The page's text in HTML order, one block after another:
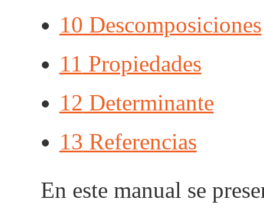
10 Descomposiciones
11 Propiedades
12 Determinante
13 Referencias
En este manual se